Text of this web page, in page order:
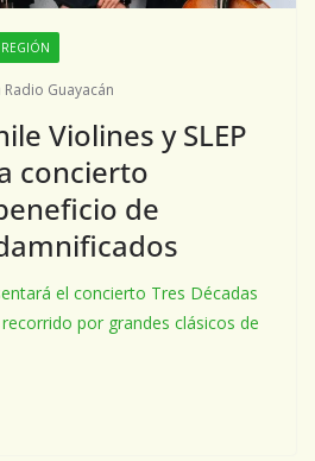
REGIÓN
Radio Guayacán
Violines y SLEP
concierto
de
el concierto Tres Décadas
por grandes clásicos de